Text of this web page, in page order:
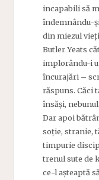
incapabili să
îndemnându-
din miezul
Butler Yeats
implorându-i
încurajări –
răspuns. Căci
însăși, nebunul
Dar apoi
soție, stranie,
timpurie
trenul sute de
ce-l așteaptă